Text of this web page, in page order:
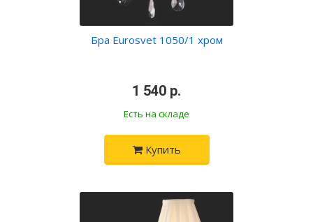
Бра Eurosvet 1050/1 хром
1 540 р.
Есть на складе
Купить